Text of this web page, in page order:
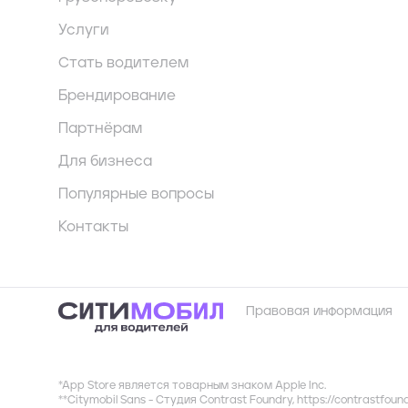
Услуги
Стать водителем
Брендирование
Партнёрам
Для бизнеса
Популярные вопросы
Контакты
Правовая информация
*App Store является товарным знаком Apple Inc.
**Citymobil Sans - Студия Contrast Foundry, https://